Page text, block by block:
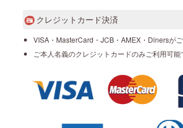
クレジットカード決済
VISA・MasterCard・JCB・AMEX・Dinersがご
ご本人名義のクレジットカードのみご利用可能